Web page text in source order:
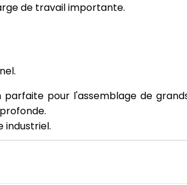
de travail importante.
pour l'assemblage de
industriel.